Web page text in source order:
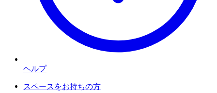
ヘルプ
スペースをお持ちの方